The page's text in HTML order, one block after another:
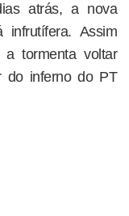
atrás, a nova
infrutífera. Assim
tormenta voltar
do inferno do PT